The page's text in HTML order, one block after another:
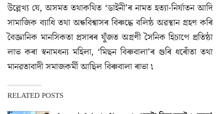
উল্লেখ্য যে, অসমত তথাকথিত ‘ডাইনী’ৰ নামত হত্যা-নিৰ্যাতন আদি
সামাজিক ব্যাধি তথা অন্ধবিশ্বাসৰ বিৰুদ্ধে বলিষ্ঠ অৱস্থান গ্ৰহণ কৰি
বৈজ্ঞানিক মানসিকতা প্ৰসাৰৰ যুঁজত অগ্ৰণী সৈনিক হিচাপে প্ৰতিষ্ঠা
লাভ কৰা স্বনামধন্য মহিলা, ‘মিছন বিৰুবালা’ৰ গুৰি ধৰোঁতা তথা
মানৱতাবাদী সমাজকৰ্মী আছিল বিৰুবালা ৰাভা ৷
RELATED POSTS